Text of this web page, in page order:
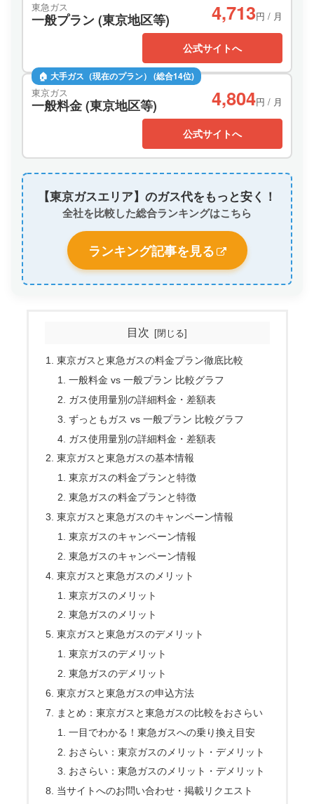
東急ガス
一般プラン (東京地区等) 4,713円 / 月
公式サイトへ
🏠 大手ガス（現在のプラン） (総合14位)
東京ガス
一般料金 (東京地区等) 4,804円 / 月
公式サイトへ
【東京ガスエリア】のガス代をもっと安く！
全社を比較した総合ランキングはこちら
ランキング記事を見る
目次
東京ガスと東急ガスの料金プラン徹底比較
一般料金 vs 一般プラン 比較グラフ
ガス使用量別の詳細料金・差額表
ずっともガス vs 一般プラン 比較グラフ
ガス使用量別の詳細料金・差額表
東京ガスと東急ガスの基本情報
東京ガスの料金プランと特徴
東急ガスの料金プランと特徴
東京ガスと東急ガスのキャンペーン情報
東京ガスのキャンペーン情報
東急ガスのキャンペーン情報
東京ガスと東急ガスのメリット
東京ガスのメリット
東急ガスのメリット
東京ガスと東急ガスのデメリット
東京ガスのデメリット
東急ガスのデメリット
東京ガスと東急ガスの申込方法
まとめ：東京ガスと東急ガスの比較をおさらい
一目でわかる！東急ガスへの乗り換え目安
おさらい：東京ガスのメリット・デメリット
おさらい：東急ガスのメリット・デメリット
当サイトへのお問い合わせ・掲載リクエスト